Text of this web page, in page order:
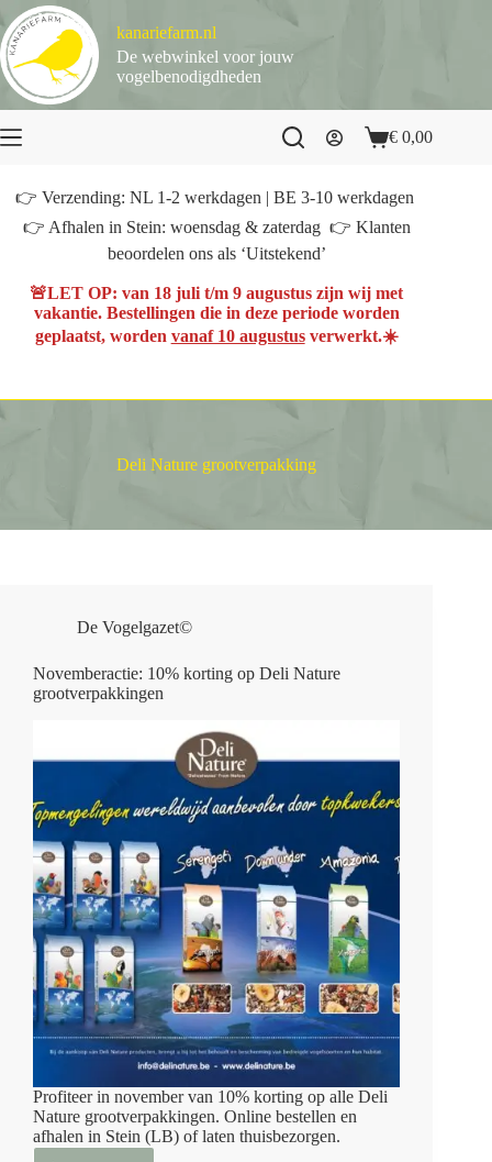
naar
de
inhoud
kanariefarm.nl
De webwinkel voor jouw
vogelbenodigdheden
Winkelwagen
€ 0,00
👉 Verzending: NL 1-2 werkdagen | BE 3-10 werkdagen
👉 Afhalen in Stein: woensdag & zaterdag 👉 Klanten
beoordelen ons als ‘Uitstekend’
🚨LET OP: van 18 juli t/m 9 augustus zijn wij met
vakantie. Bestellingen die in deze periode worden
geplaatst, worden vanaf 10 augustusverwerkt.☀️
Deli Nature grootverpakking
De Vogelgazet©
Novemberactie: 10% korting op Deli Nature
grootverpakkingen
Profiteer in november van 10% korting op alle Deli
Nature grootverpakkingen. Online bestellen en
afhalen in Stein (LB) of laten thuisbezorgen.